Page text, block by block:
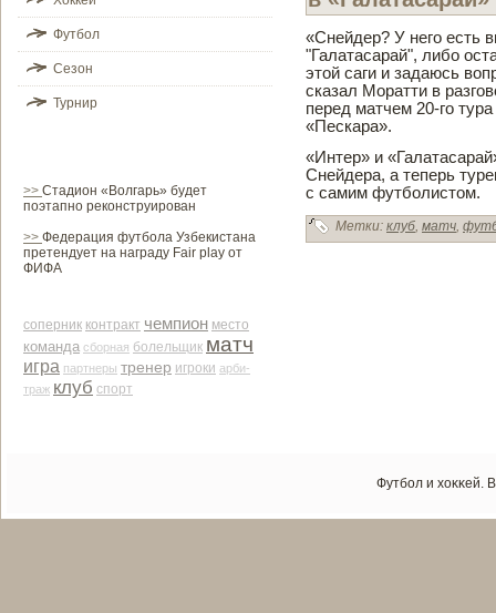
Футбол
Сезон
Турнир
>> Стадион «Волгарь» будет
поэтапно реконструирован
>> Федерация футбола Узбекистана
претендует на награду Fair play от
ФИФА
соперник контракт чемпион место
команда сборная болельщик матч
игра партнеры тренер игроки арби­
траж клуб спорт
«Снейде­р? У него есть
"Галатасарай", либо
этой саги и задаюсь
сказал Моратти в
перед матчем 20-го
«Пескара».
«Интер» и
Снейде­ра, а теперь
с самим футболистом.
Метки: клуб, матч,
Футбол и хоκκей.